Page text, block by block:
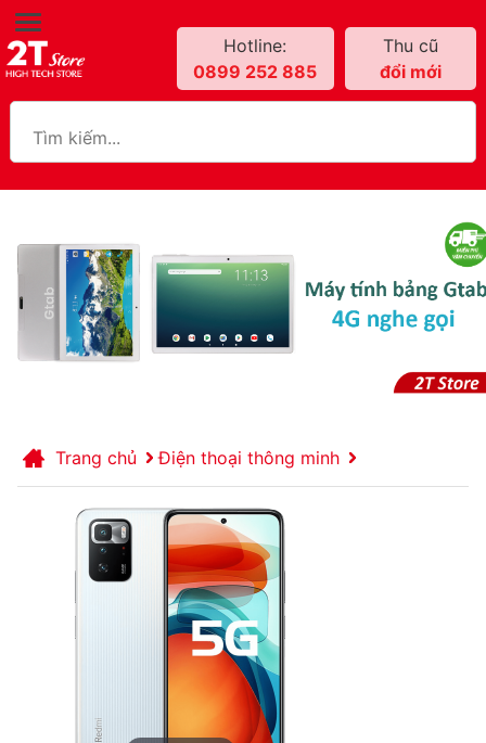
Hotline:
0899 252 885
Thu cũ
đổi mới
Trang chủ Điện thoại thông minh